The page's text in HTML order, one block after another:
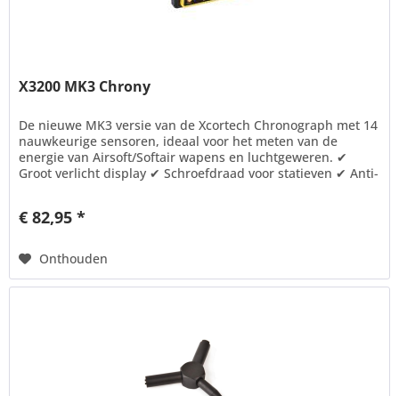
X3200 MK3 Chrony
De nieuwe MK3 versie van de Xcortech Chronograph met 14
nauwkeurige sensoren, ideaal voor het meten van de
energie van Airsoft/Softair wapens en luchtgeweren. ✔
Groot verlicht display ✔ Schroefdraad voor statieven ✔ Anti-
€ 82,95 *
Onthouden